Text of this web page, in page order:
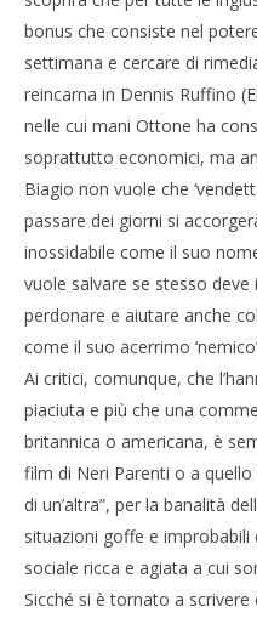
bonus che consiste nel
settimana e cercare di
reincarna in Dennis Ruffino
nelle cui mani Ottone ha
soprattutto economici, ma
Biagio non vuole che
passare dei giorni si
inossidabile come il suo
vuole salvare se stesso
perdonare e aiutare anche
come il suo acerrimo
Ai critici, comunque, che
piaciuta e più che una
britannica o americana, è
film di Neri Parenti o a
di un’altra”, per la banalità
situazioni goffe e improbabili
sociale ricca e agiata a cui
Sicché si è tornato a